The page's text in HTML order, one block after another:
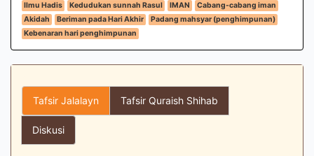
Ilmu Hadis
Kedudukan sunnah Rasul IMAN
Cabang-cabang iman
Akidah
Beriman pada Hari Akhir
Padang mahsyar (penghimpunan)
Kebenaran hari penghimpunan
Tafsir Jalalayn Tafsir Quraish Shihab
Diskusi